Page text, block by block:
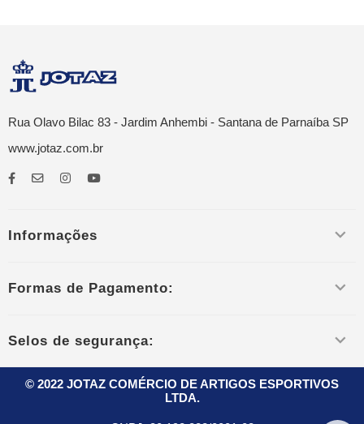
Rua Olavo Bilac 83 - Jardim Anhembi - Santana de Parnaíba SP
www.jotaz.com.br
Informações
Formas de Pagamento:
Selos de segurança:
© 2022 JOTAZ COMÉRCIO DE ARTIGOS ESPORTIVOS
LTDA.